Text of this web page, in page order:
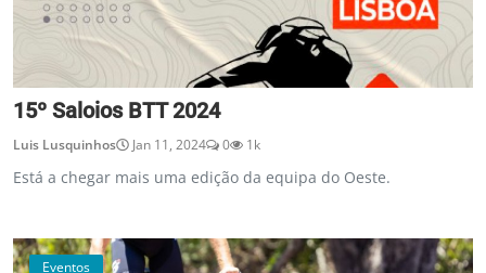
15º Saloios BTT 2024
Luis Lusquinhos Jan 11, 2024 0 1k
Está a chegar mais uma edição da equipa do Oeste.
Eventos